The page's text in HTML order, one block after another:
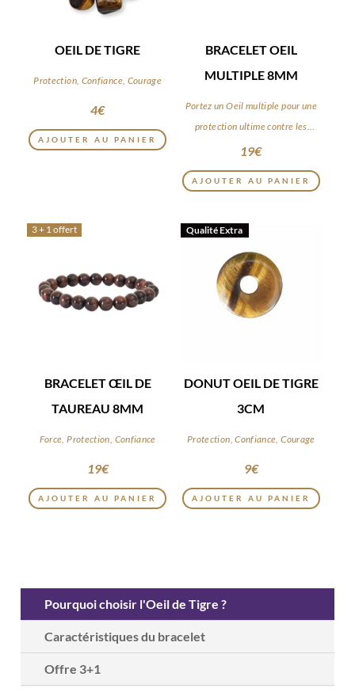
OEIL DE TIGRE
Protection, Confiance, Courage
4€
AJOUTER AU PANIER
BRACELET OEIL
MULTIPLE 8MM
Portez un Oeil multiple pour une
protection ultime contre les
énergies négatives
19€
AJOUTER AU PANIER
3 + 1 offert
BRACELET ŒIL DE
TAUREAU 8MM
Force, Protection, Confiance
19€
AJOUTER AU PANIER
Qualité Extra
DONUT OEIL DE TIGRE
3CM
Protection, Confiance, Courage
9€
AJOUTER AU PANIER
Pourquoi choisir l'Oeil de Tigre ?
Caractéristiques du bracelet
Offre 3+1